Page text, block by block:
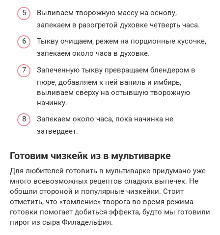
Выливаем творожную массу на основу,
запекаем в разогретой духовке четверть часа.
Тыкву очищаем, режем на порционные кусочке,
запекаем около часа в духовке.
Запеченную тыкву превращаем блендером в
пюре, добавляем к ней ваниль и имбирь,
выливаем сверху на остывшую творожную
начинку.
Запекаем около часа, пока начинка не
затвердеет.
Готовим чизкейк из в мультиварке
Для любителей готовить в мультиварке придумано уже
много всевозможных рецептов сладких выпечек. Не
обошли стороной и популярные чизкейки. Стоит
отметить, что «томление» творога во время режима
готовки помогает добиться эффекта, будто мы готовили
пирог из сыра Филадельфия.